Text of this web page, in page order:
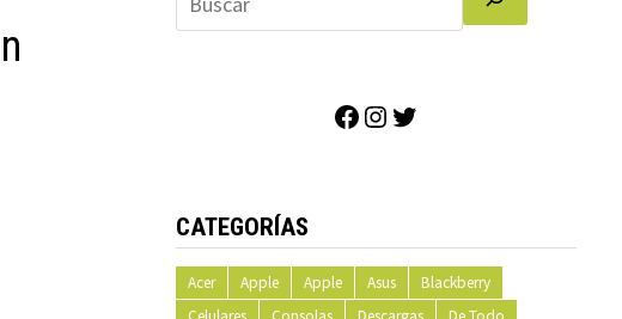
Facebook
Instagram
CATEGORÍAS
Acer Apple Apple Asus
Blackberry